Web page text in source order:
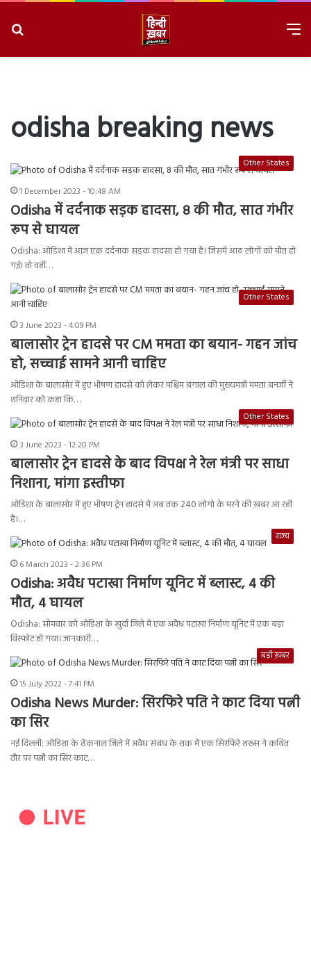
odisha breaking news
Other States
1 December 2023 - 10:48 AM
Odisha में दर्दनाक सड़क हादसा, 8 की मौत, सात गंभीर
रूप से घायल
Odisha: ओडिशा में आज एक दर्दनाक सड़क हादसा हो गया है। जिसमें आठ लोगों को मौत हो
गई। तो वहीं…
Other States
3 June 2023 - 4:09 PM
बालासोर ट्रेन हादसे पर CM ममता का बयान- गहन जांच
हो, सच्चाई सामने आनी चाहिए
ओडिशा के बालासोर में हुए भीषण हादसे को लेकर पश्चिम बंगाल की मुख्यमंत्री ममता बनर्जी ने
शनिवार को कहा कि…
Other States
3 June 2023 - 12:20 PM
बालासोर ट्रेन हादसे के बाद विपक्ष ने रेल मंत्री पर साधा
निशाना, मांगा इस्तीफा
ओडिशा के बालासोर में हुए भीषण ट्रेन हादसे में अब तक 240 लोगो के मरने की ख़बर आ रही
है।…
राज्य
6 March 2023 - 2:36 PM
Odisha: अवैध पटाखा निर्माण यूनिट में ब्लास्ट, 4 की
मौत, 4 घायल
Odisha: सोमवार को ओडिशा के खुर्दा जिले में एक अवैध पटाखा निर्माण यूनिट में एक बड़ा
विस्फोट हो गया। जानकारी…
बड़ी ख़बर
15 July 2022 - 7:41 PM
Odisha News Murder: सिरफिरे पति ने काट दिया पत्नी
का सिर
नई दिल्ली: ओडिशा के ढेंकनाल जिले में अवैध संबंध के शक में एक सिरफिरे शख्स ने कथित
तौर पर पत्नी का सिर काट…